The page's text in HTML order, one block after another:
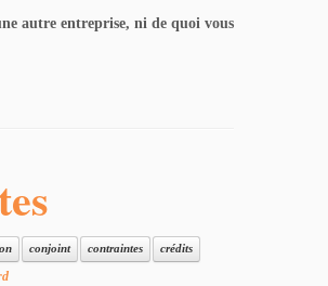
autre entreprise, ni de quoi vous
conjoint contraintes crédits